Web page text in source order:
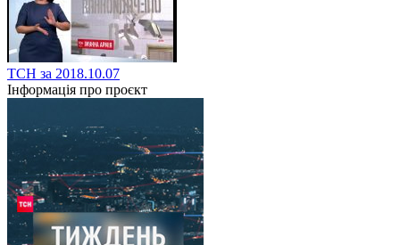
ТСН за 2018.10.07
Інформація про проєкт